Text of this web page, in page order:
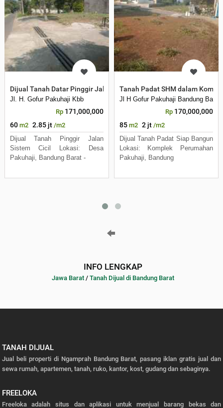
Dijual Tanah Datar Pinggir Jalan Desa Pakuhaji Bandung Barat
Jl. H. Gofur Pakuhaji Kbb
Rp 171,000,000
60 m2 2.85 jt /m2
Dijual Tanah Pinggir Jalan
Sistem Cicil Lokasi: Desa
Pakuhaji, Bandung Barat -
Tanah Padat SHM dalam
Jl H Gofur Pakuhaji Bandung Barat
Rp 170,000,000
85 m2 2 jt /m2
Dijual Tanah Padat Siap Bangun
Lokasi: Komplek Perumahan
Pakuhaji, Bandung
INFO LENGKAP
Jawa Barat / Tanah Dijual di Bandung Barat
TANAH DIJUAL
Jual beli properti di Ngamprah Bandung Barat, pasang iklan gratis jual dan
sewa rumah, apartemen, tanah, ruko, kantor, kost, gudang dan sebaginya.
FREELOKA
Freeloka adalah situs dan aplikasi untuk menjual barang bekas dan